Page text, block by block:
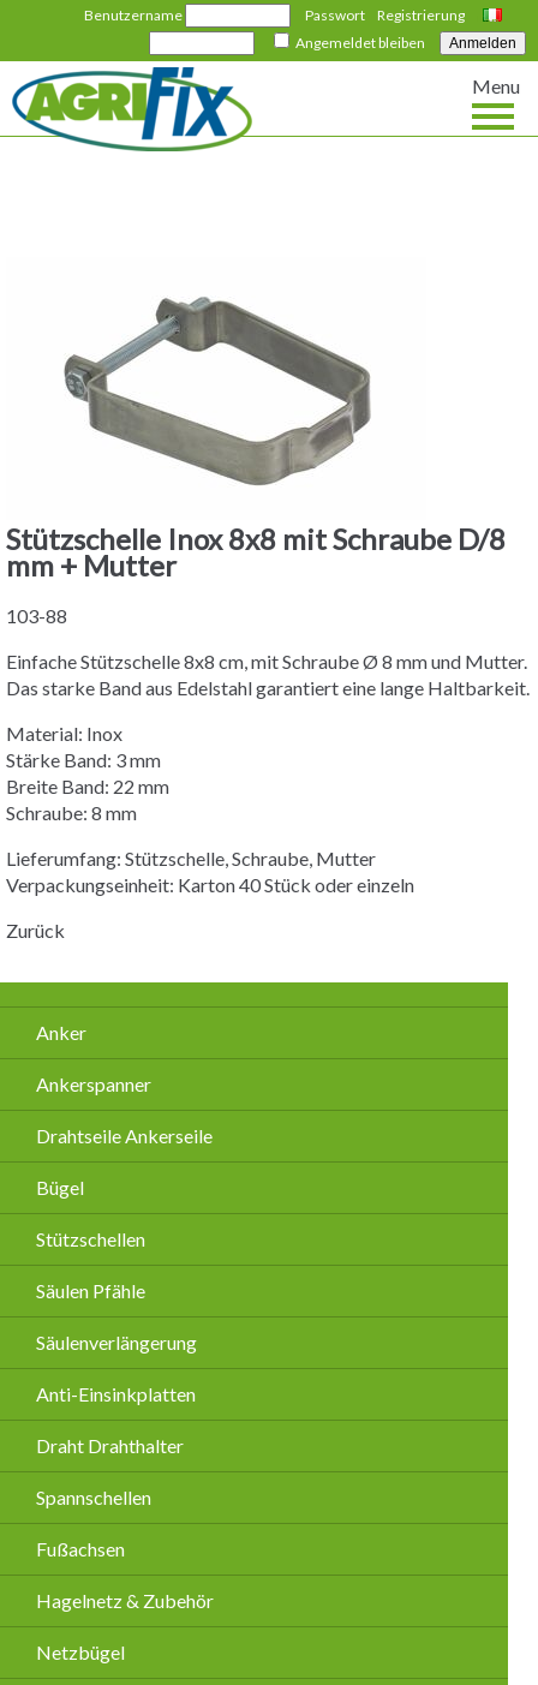
Italiano
Registrierung
Benutzername
Passwort
Angemeldet bleiben
Menu
Stützschelle Inox 8x8 mit Schraube D/8
mm + Mutter
103-88
Einfache Stützschelle 8x8 cm, mit Schraube Ø 8 mm und Mutter.
Das starke Band aus Edelstahl garantiert eine lange Haltbarkeit.
Material: Inox
Stärke Band: 3 mm
Breite Band: 22 mm
Schraube: 8 mm
Lieferumfang: Stützschelle, Schraube, Mutter
Verpackungseinheit: Karton 40 Stück oder einzeln
Zurück
Navigation
überspringen
Anker
Ankerspanner
Drahtseile Ankerseile
Bügel
Stützschellen
Säulen Pfähle
Säulenverlängerung
Anti-Einsinkplatten
Draht Drahthalter
Spannschellen
Fußachsen
Hagelnetz & Zubehör
Netzbügel